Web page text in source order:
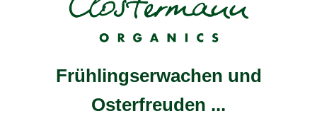
Frühlingserwachen und
Osterfreuden ...